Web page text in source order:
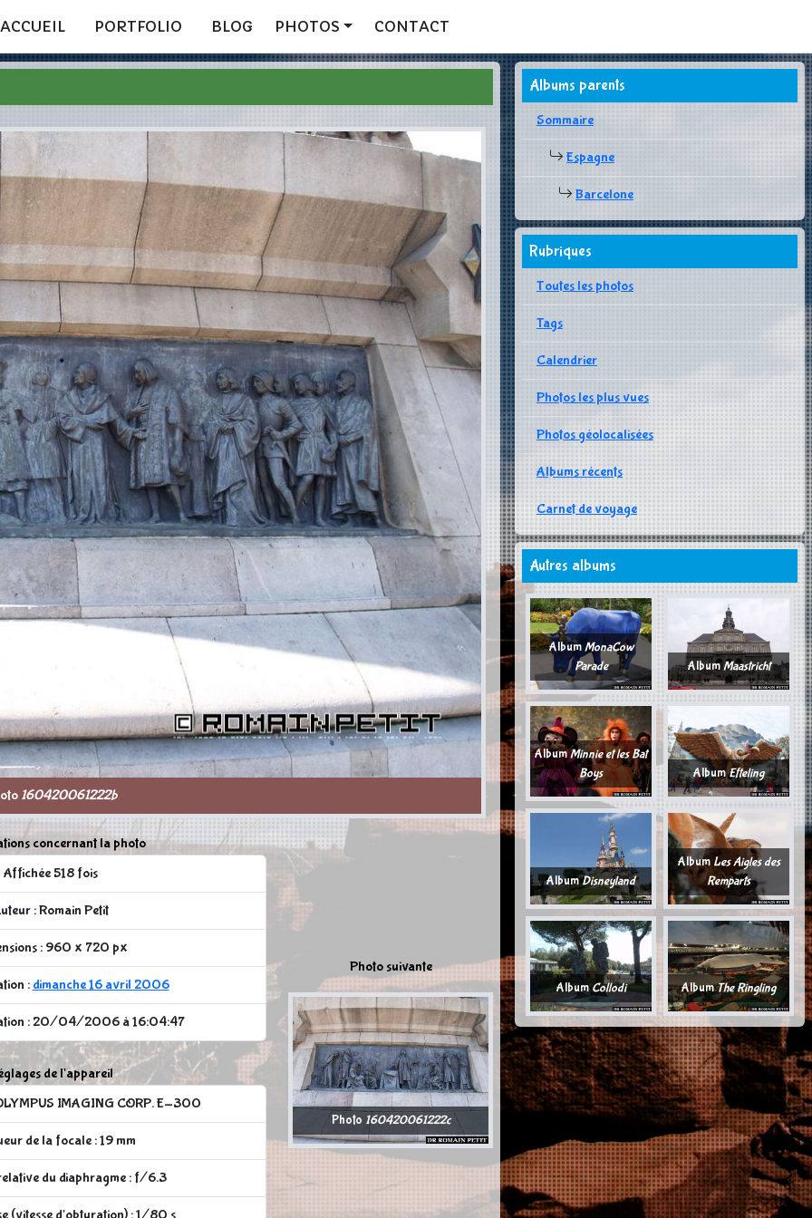
ACCUEIL PORTFOLIO BLOG PHOTOS CONTACT
160420061222b
concernant la photo
Affichée 518 fois
: Romain Petit
: 960 x 720 px
: dimanche 16 avril 2006
: 20/04/2006 à 16:04:47
de l'appareil
IMAGING CORP. E-300
de la focale : 19 mm
du diaphragme : f/6.3
(vitesse d'obturation) : 1/80 s
Photo suivante
Photo 160420061222c
Albums parents
Sommaire
Espagne
Barcelone
Rubriques
Toutes les photos
Tags
Calendrier
Photos les plus vues
Photos géolocalisées
Albums récents
Carnet de voyage
Autres albums
AlbumMonaCow
Parade
AlbumMaastricht
AlbumMinnie et les Bat
Boys
AlbumEfteling
AlbumDisneyland
Album Les Aigles des
Remparts
AlbumCollodi AlbumThe Ringling